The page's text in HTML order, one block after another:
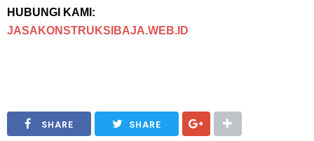
HUBUNGI KAMI:
JASAKONSTRUKSIBAJA.WEB.ID
SHARE SHARE